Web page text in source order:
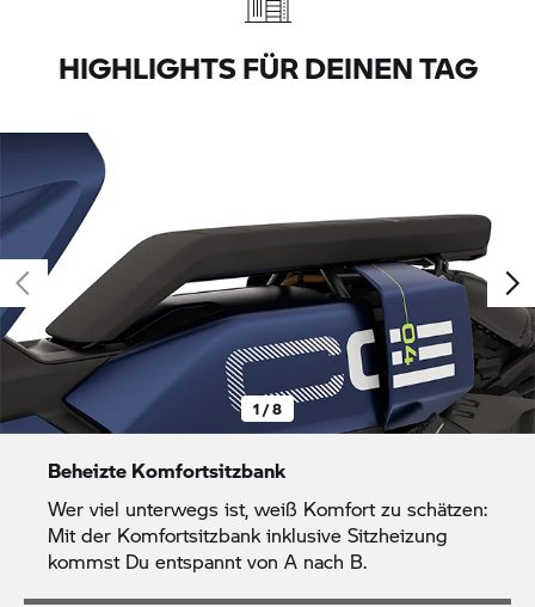
HIGHLIGHTS FÜR DEINEN TAG
1 / 8
Beheizte Komfortsitzbank
Wer viel unterwegs ist, weiß Komfort zu schätzen:
Mit der Komfortsitzbank inklusive Sitzheizung
kommst Du entspannt von A nach B.